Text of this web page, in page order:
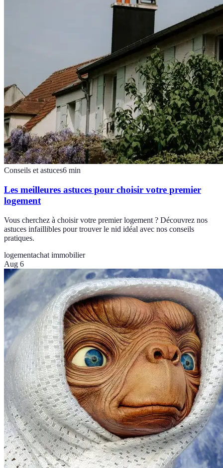
Conseils et astuces6 min
Les meilleures astuces pour choisir votre premier
logement
Vous cherchez à choisir votre premier logement ? Découvrez nos
astuces infaillibles pour trouver le nid idéal avec nos conseils
pratiques.
logementachat immobilier
Aug 6